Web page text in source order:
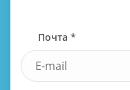
Почта *